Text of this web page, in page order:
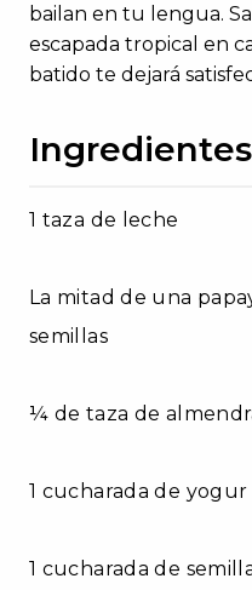
bailan en tu lengua.
escapada tropical en
batido te dejará
Ingredientes
1 taza de leche
La mitad de una
semillas
¼ de taza de
1 cucharada de
1 cucharada de